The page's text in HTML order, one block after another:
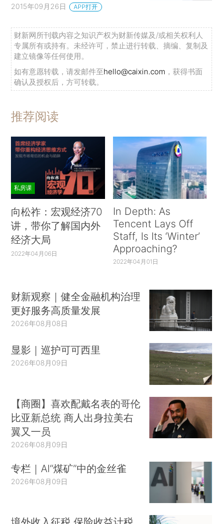
2015年09月26日 APP打开
财新网所刊载内容之知识产权为财新传媒及/或相关权利人
专属所有或持有。未经许可，禁止进行转载、摘编、复制及
建立镜像等任何使用。
如有意愿转载，请发邮件至hello@caixin.com ，获得书面
确认及授权后，方可转载。
推荐阅读
私房课
向松祚：宏观经济70
讲，带你了解国内外
经济大局
2022年04月06日
In Depth: As
Tencent Lays Off
Staff, Is Its ‘Winter’
Approaching?
2022年04月01日
财新观察｜健全金融机构治理
更好服务高质量发展
2026年08月08日
显影｜巡护可可西里
2026年08月09日
【商圈】喜欢配戴名表的哥伦
比亚新总统 商人出身拉美右
翼又一员
2026年08月09日
专栏｜AI“煤矿”中的金丝雀
2026年08月09日